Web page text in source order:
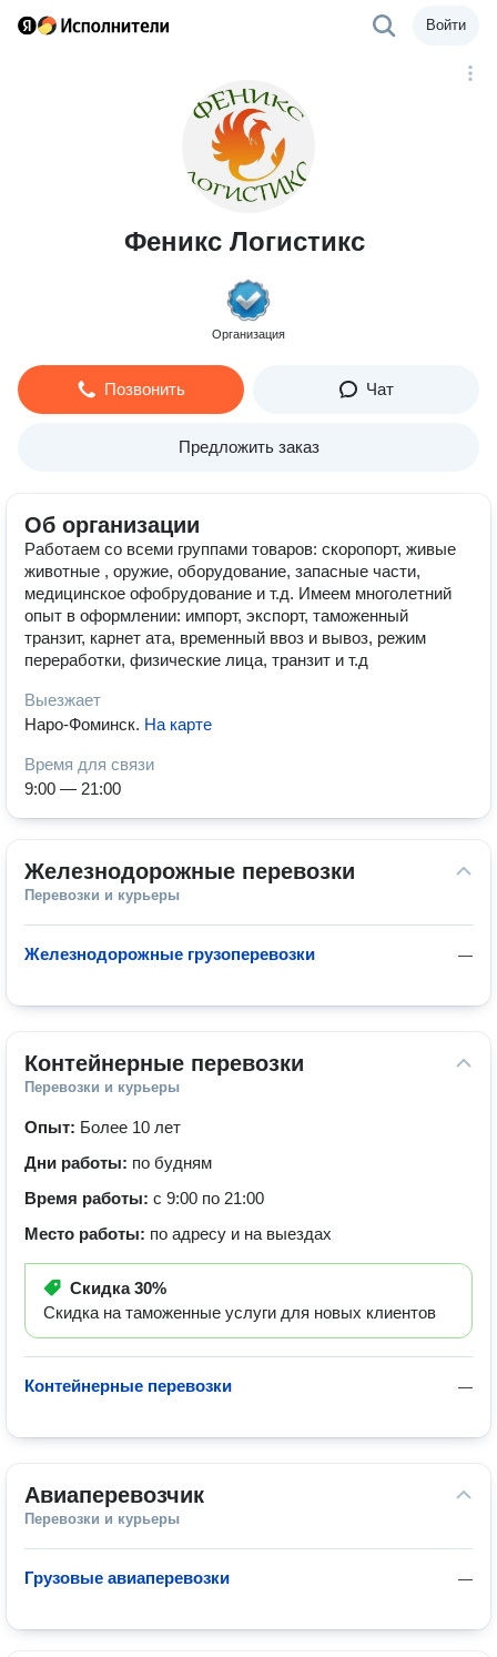
Войти
Феникс Логистикс
Организация
Позвонить Чат
Предложить заказ
Об организации
Работаем со всеми группами товаров: скоропорт, живые
животные , оружие, оборудование, запасные части,
медицинское офобрудование и т.д. Имеем многолетний
опыт в оформлении: импорт, экспорт, таможенный
транзит, карнет ата, временный ввоз и вывоз, режим
переработки, физические лица, транзит и т.д
Выезжает
Наро-Фоминск. На карте
Время для связи
9:00 — 21:00
Железнодорожные перевозки
Перевозки и курьеры
—
Железнодорожные грузоперевозки
Контейнерные перевозки
Перевозки и курьеры
Опыт: Более 10 лет
Дни работы: по будням
Время работы: с 9:00 по 21:00
Место работы: по адресу и на выездах
Скидка30%
Скидка на таможенные услуги для новых клиентов
—
Контейнерные перевозки
Авиаперевозчик
Перевозки и курьеры
—
Грузовые авиаперевозки